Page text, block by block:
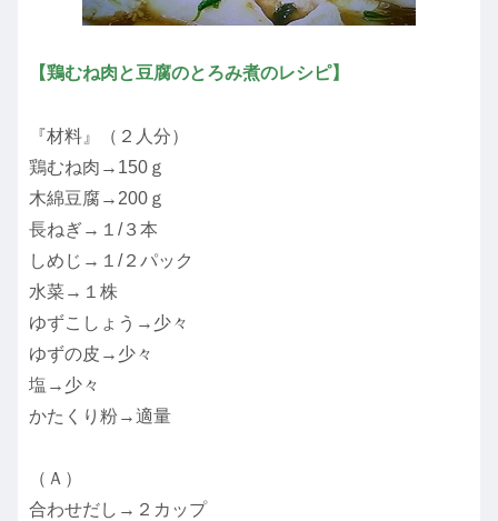
【鶏むね肉と豆腐のとろみ煮のレシピ】
『材料』（２人分）
鶏むね肉→150ｇ
木綿豆腐→200ｇ
長ねぎ→１/３本
しめじ→１/２パック
水菜→１株
ゆずこしょう→少々
ゆずの皮→少々
塩→少々
かたくり粉→適量
（Ａ）
合わせだし→２カップ